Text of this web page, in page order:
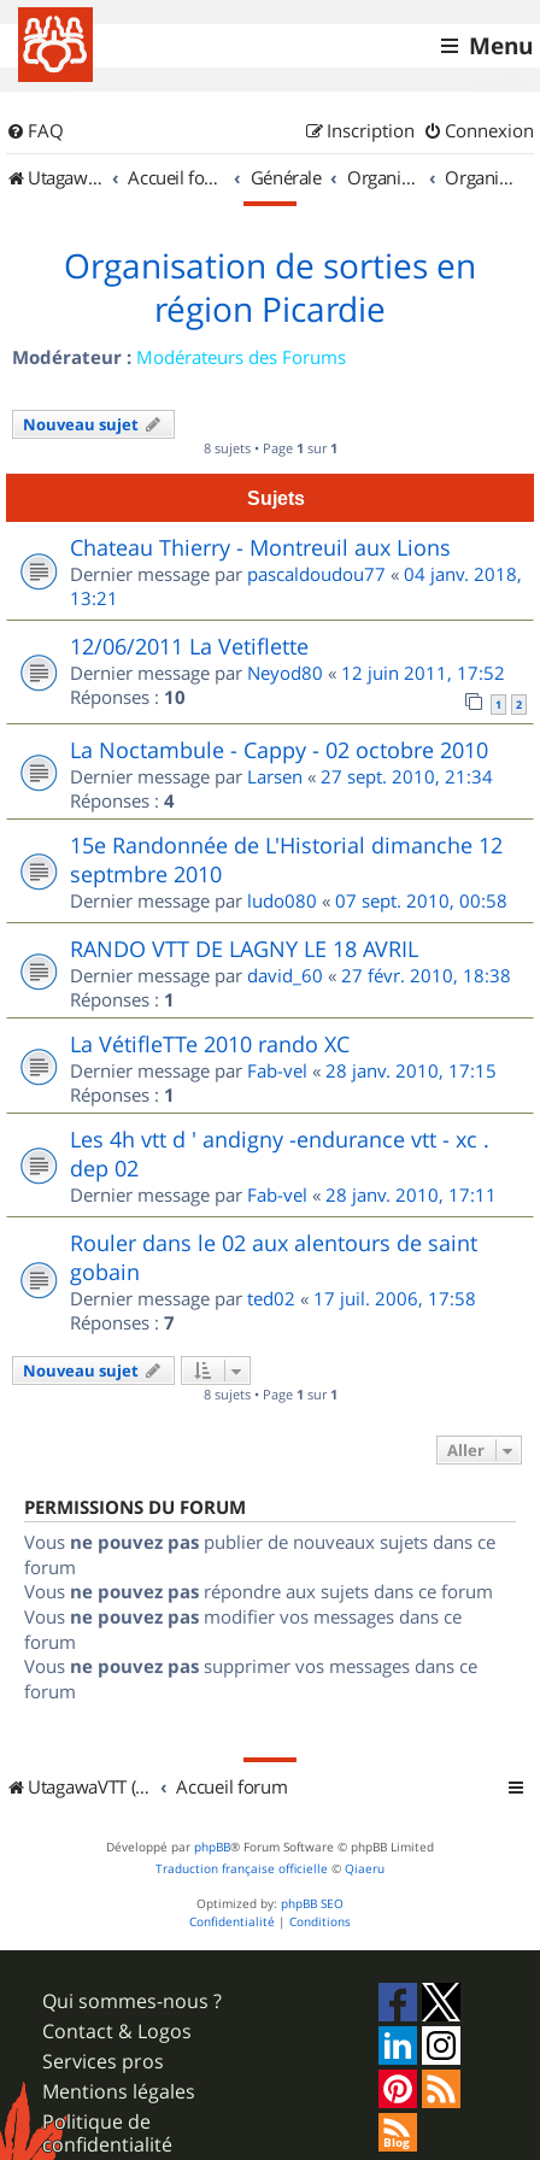
Menu
FAQ Connexion
Inscription
UtagawaVTT (Randos VTT et VTTAE avec traces GPS)
Accueil forum Générale Organisation de sorties & Recherche de partenaires Organisation de sorties en région Picardie
Organisation de sorties en
région Picardie
Modérateur : Modérateurs des Forums
Nouveau sujet
8 sujets • Page 1 sur 1
Sujets
Chateau Thierry - Montreuil aux Lions
Dernier message par pascaldoudou77 « 04 janv. 2018,
13:21
12/06/2011 La Vetiflette
Dernier message par Neyod80 « 12 juin 2011, 17:52
Réponses : 10 1 2
La Noctambule - Cappy - 02 octobre 2010
Dernier message par Larsen « 27 sept. 2010, 21:34
Réponses : 4
15e Randonnée de L'Historial dimanche 12
septmbre 2010
Dernier message par ludo080 « 07 sept. 2010, 00:58
RANDO VTT DE LAGNY LE 18 AVRIL
Dernier message par david_60 « 27 févr. 2010, 18:38
Réponses : 1
La VétifleTTe 2010 rando XC
Dernier message par Fab-vel « 28 janv. 2010, 17:15
Réponses : 1
Les 4h vtt d ' andigny -endurance vtt - xc .
dep 02
Dernier message par Fab-vel « 28 janv. 2010, 17:11
Rouler dans le 02 aux alentours de saint
gobain
Dernier message par ted02 « 17 juil. 2006, 17:58
Réponses : 7
Nouveau sujet
8 sujets • Page 1 sur 1
Aller
PERMISSIONS DU FORUM
Vous ne pouvez pas publier de nouveaux sujets dans ce
forum
Vous ne pouvez pas répondre aux sujets dans ce forum
Vous ne pouvez pas modifier vos messages dans ce
forum
Vous ne pouvez pas supprimer vos messages dans ce
forum
UtagawaVTT (Randos VTT et VTTAE avec traces GPS) Accueil forum
Développé par phpBB® Forum Software © phpBB Limited
Traduction française officielle © Qiaeru
Optimized by: phpBB SEO
Confidentialité | Conditions
Qui sommes-nous ?
Contact & Logos
Services pros
Mentions légales
Politique de
confidentialité